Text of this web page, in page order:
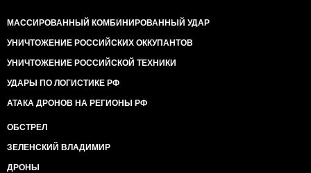
МАССИРОВАННЫЙ КОМБИНИРОВАННЫЙ УДАР
УНИЧТОЖЕНИЕ РОССИЙСКИХ ОККУПАНТОВ
УНИЧТОЖЕНИЕ РОССИЙСКОЙ ТЕХНИКИ
УДАРЫ ПО ЛОГИСТИКЕ РФ
АТАКА ДРОНОВ НА РЕГИОНЫ РФ
ОБСТРЕЛ
ЗЕЛЕНСКИЙ ВЛАДИМИР
ДРОНЫ